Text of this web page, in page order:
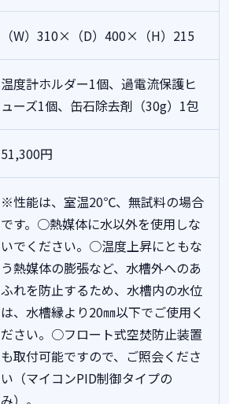
（W）310×（D）400×（H）215
温度計ホルダー1個、過電流保護ヒ
ューズ1個、缶石除去剤（30g）1包
51,300円
※性能は、室温20℃、無試料の場合
です。○熱媒体に水以外を使用しな
いでください。○温度上昇にともな
う熱媒体の膨張など、水槽外へのあ
ふれを防止するため、水槽内の水位
は、水槽縁より20㎜以下でご使用く
ださい。○フロート式空焚防止装置
も取付可能ですので、ご照会くださ
い（マイコンPID制御タイプの
み）。